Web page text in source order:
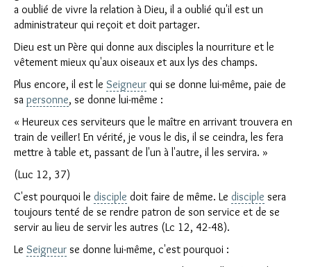
a oublié de vivre la relation à Dieu, il a oublié qu'il est un
administrateur qui reçoit et doit partager.
Dieu est un Père qui donne aux disciples la nourriture et le
vêtement mieux qu'aux oiseaux et aux lys des champs.
Plus encore, il est le Seigneur qui se donne lui-même, paie de
sa personne, se donne lui-même :
« Heureux ces serviteurs que le maître en arrivant trouvera en
train de veiller! En vérité, je vous le dis, il se ceindra, les fera
mettre à table et, passant de l'un à l'autre, il les servira. »
(Luc 12, 37)
C'est pourquoi le disciple doit faire de même. Le disciple sera
toujours tenté de se rendre patron de son service et de se
servir au lieu de servir les autres (Lc 12, 42-48).
Le Seigneur se donne lui-même, c'est pourquoi :